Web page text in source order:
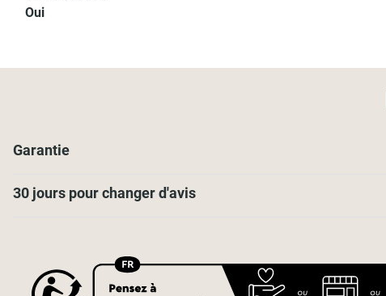
Oui
Garantie
30 jours pour changer d'avis